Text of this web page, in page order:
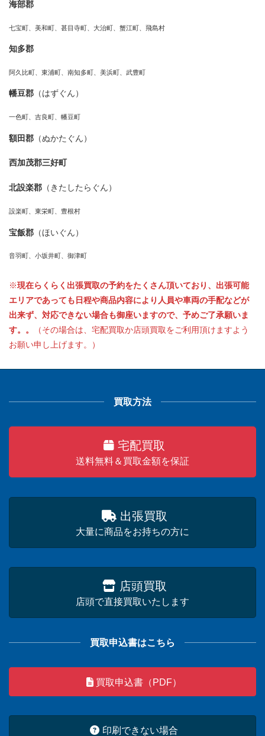
海部郡
七宝町、美和町、甚目寺町、大治町、蟹江町、飛島村
知多郡
阿久比町、東浦町、南知多町、美浜町、武豊町
幡豆郡 （はずぐん）
一色町、吉良町、幡豆町
額田郡 （ぬかたぐん）
西加茂郡三好町
北設楽郡 （きたしたらぐん）
設楽町、東栄町、豊根村
宝飯郡 （ほいぐん）
音羽町、小坂井町、御津町
※現在らくらく出張買取の予約をたくさん頂いており、出張可能
エリアであっても日程や商品内容により人員や車両の手配などが
出来ず、対応できない場合も御座いますので、予めご了承願いま
す。。
（その場合は、宅配買取か店頭買取をご利用頂けますよう
お願い申し上げます。）
買取方法
宅配買取
送料無料＆買取金額を保証
出張買取
大量に商品をお持ちの方に
店頭買取
店頭で直接買取いたします
買取申込書はこちら
買取申込書（PDF）
印刷できない場合